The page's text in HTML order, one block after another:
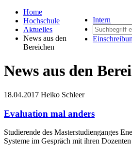
Intern
Home
Hochschule
Aktuelles
News aus den
Bereichen
News aus den
18.04.2017 Heiko Schleer
Evaluation mal anders
Studierende des Masterstudienganges
Systeme im Gespräch mit ihren Dozenten